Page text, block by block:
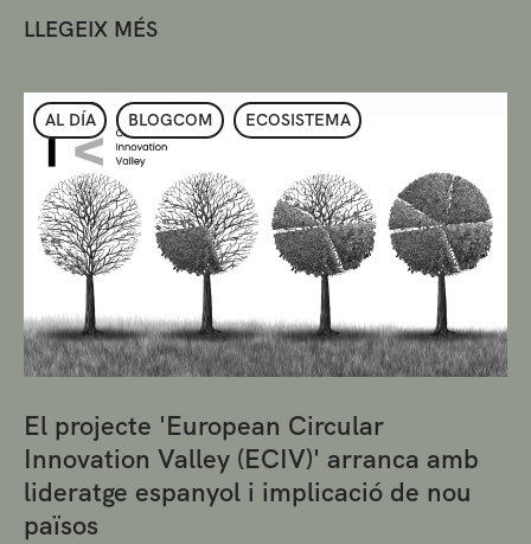
LLEGEIX MÉS
AL DÍA BLOGCOM ECOSISTEMA
El projecte 'European Circular
Innovation Valley (ECIV)' arranca amb
lideratge espanyol i implicació de nou
països